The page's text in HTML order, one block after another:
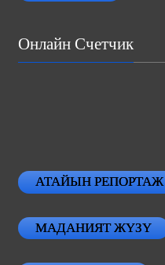
Онлайн Счетчик
АТАЙЫН РЕПОРТАЖ
МАДАНИЯТ ЖҮЗҮ